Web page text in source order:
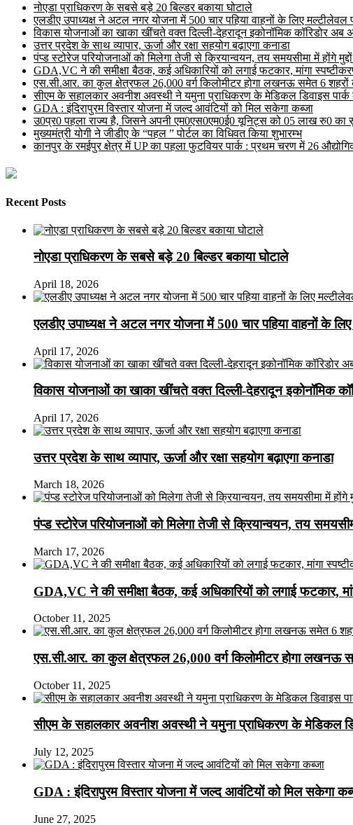
नोएडा प्राधिकरण के सबसे बड़े 20 बिल्डर बकाया घोटाले
एलडीए उपाध्यक्ष ने अटल नगर योजना में 500 चार पहिया वाहनों के लिए मल्टीलेवल
विकास योजनाओं का खाका खींचते वक्त दिल्ली-देहरादून इकोनॉमिक कॉरिडोर अब
उत्तर प्रदेश के साथ व्यापार, ऊर्जा और रक्षा सहयोग बढ़ाएगा कनाडा
पंप्ड स्टोरेज परियोजनाओं को मिलेगा तेजी से क्रियान्वयन, तय समयसीमा में होंगे मुद्दों
GDA,VC ने की समीक्षा बैठक, कई अधिकारियों को लगाई फटकार, मांगा
एस.सी.आर. का कुल क्षेत्रफल 26,000 वर्ग किलोमीटर होगा लखनऊ समेत 6 शहरों
सीएम के सहालकार अवनीश अवस्थी ने यमुना प्राधिकरण के मेडिकल डिवाइस पार्क
GDA : इंदिरापुरम विस्तार योजना में जल्द आवंटियों को मिल सकेगा कब्जा
उ0प्र0 पहला राज्य है, जिसने अपनी एम0एस0एम0ई0 यूनिट्स को 05 लाख रु0 का
मुख्यमंत्री योगी ने जीडीए के “पहल ” पोर्टल का विधिवत किया शुभारम्भ
कानपुर के रमईपुर क्षेत्र में UP का पहला फुटवियर पार्क : प्रथम चरण में 26
Recent Posts
नोएडा प्राधिकरण के सबसे बड़े 20 बिल्डर बकाया घोटाले
April 18, 2026
एलडीए उपाध्यक्ष ने अटल नगर योजना में 500 चार पहिया वाहनों के लिए
April 17, 2026
विकास योजनाओं का खाका खींचते वक्त दिल्ली-देहरादून इकोनॉमिक
April 17, 2026
उत्तर प्रदेश के साथ व्यापार, ऊर्जा और रक्षा सहयोग बढ़ाएगा कनाडा
March 18, 2026
पंप्ड स्टोरेज परियोजनाओं को मिलेगा तेजी से क्रियान्वयन, तय समयसीमा
March 17, 2026
GDA,VC ने की समीक्षा बैठक, कई अधिकारियों को लगाई फटकार,
October 11, 2025
एस.सी.आर. का कुल क्षेत्रफल 26,000 वर्ग किलोमीटर होगा लखनऊ
October 11, 2025
सीएम के सहालकार अवनीश अवस्थी ने यमुना प्राधिकरण के मेडिकल
July 12, 2025
GDA : इंदिरापुरम विस्तार योजना में जल्द आवंटियों को मिल सकेगा
June 27, 2025